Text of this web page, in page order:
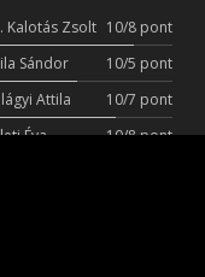
Kalotás Zsolt 10/8 pont
Sándor
10/5 pont
Attila
10/7 pont
Éva
10/8 pont